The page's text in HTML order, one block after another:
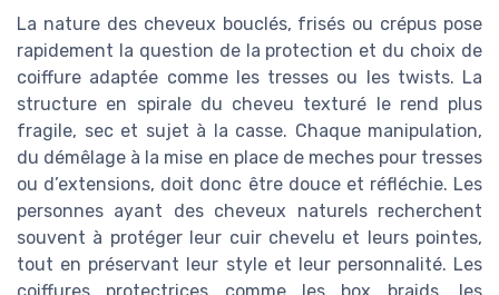
La nature des cheveux bouclés, frisés ou crépus pose
rapidement la question de la protection et du choix de
coiffure adaptée comme les tresses ou les twists. La
structure en spirale du cheveu texturé le rend plus
fragile, sec et sujet à la casse. Chaque manipulation,
du démêlage à la mise en place de meches pour tresses
ou d’extensions, doit donc être douce et réfléchie. Les
personnes ayant des cheveux naturels recherchent
souvent à protéger leur cuir chevelu et leurs pointes,
tout en préservant leur style et leur personnalité. Les